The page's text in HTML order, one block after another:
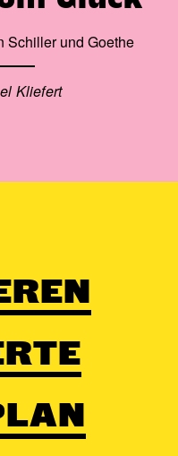
| Thomas Kohl |
| Dimiter Radev
Schiller und Goethe
Kliefert